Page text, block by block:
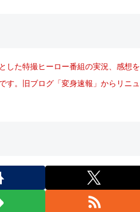
した特撮ヒーロー番組の実況、感想を
す。旧ブログ「変身速報」からリニュ